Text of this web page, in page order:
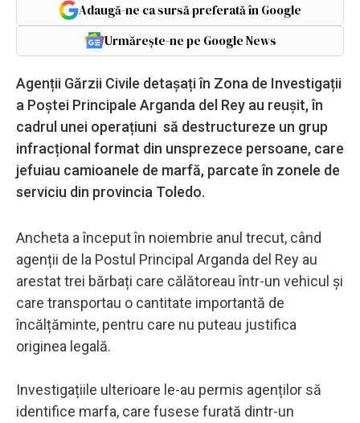
Adaugă-ne ca sursă preferată în Google
Urmărește-ne pe Google News
Agenții Gărzii Civile detașați în Zona de Investigații
a Poștei Principale Arganda del Rey au reușit, în
cadrul unei operațiuni să destructureze un grup
infracțional format din unsprezece persoane, care
jefuiau camioanele de marfă, parcate în zonele de
serviciu din provincia Toledo.
Ancheta a început în noiembrie anul trecut, când
agenții de la Postul Principal Arganda del Rey au
arestat trei bărbați care călătoreau într-un vehicul și
care transportau o cantitate importantă de
încălțăminte, pentru care nu puteau justifica
originea legală.
Investigațiile ulterioare le-au permis agenților să
identifice marfa, care fusese furată dintr-un